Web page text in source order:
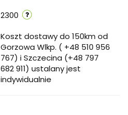
2300
Koszt dostawy do 150km od
Gorzowa Wlkp. ( +48 510 956
767) i Szczecina (+48 797
682 911) ustalany jest
indywidualnie